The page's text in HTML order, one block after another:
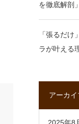
を徹底解剖」
「張るだ
ラが叶える
アーカイ